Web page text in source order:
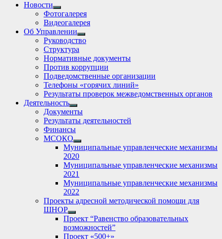
Новости
Show
sub
menu
Фотогалерея
Видеогалерея
Об Управлении
Show
sub
Руководство
Структура
Нормативные документы
Против коррупции
Подведомственные организации
Телефоны «горячих линий»
Результаты проверок межведомственных органов
Деятельность
Show
sub
menu
Документы
Результаты деятельностей
Финансы
МСОКО
Show
sub
menu
Муниципальные управленческие механизмы
2020
Муниципальные управленческие механизмы
2021
Муниципальные управленческие механизмы
2022
Проекты адресной методической помощи для
ШНОР
Show
sub
menu
Проект “Равенство образовательных
возможностей”
Проект «500+»